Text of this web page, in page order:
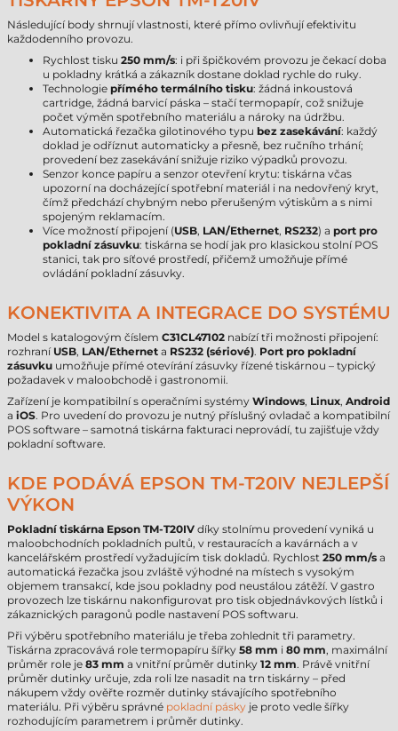
Následující body shrnují vlastnosti, které přímo ovlivňují efektivitu
každodenního provozu.
Rychlost tisku 250 mm/s: i při špičkovém provozu je čekací doba
u pokladny krátká a zákazník dostane doklad rychle do ruky.
Technologie přímého termálního tisku: žádná inkoustová
cartridge, žádná barvicí páska – stačí termopapír, což snižuje
počet výměn spotřebního materiálu a nároky na údržbu.
Automatická řezačka gilotinového typu bez zasekávání: každý
doklad je odříznut automaticky a přesně, bez ručního trhání;
provedení bez zasekávání snižuje riziko výpadků provozu.
Senzor konce papíru a senzor otevření krytu: tiskárna včas
upozorní na docházející spotřební materiál i na nedovřený kryt,
čímž předchází chybným nebo přerušeným výtiskům a s nimi
spojeným reklamacím.
Více možností připojení (USB, LAN/Ethernet, RS232) a port pro
pokladní zásuvku: tiskárna se hodí jak pro klasickou stolní POS
stanici, tak pro síťové prostředí, přičemž umožňuje přímé
ovládání pokladní zásuvky.
KONEKTIVITA A INTEGRACE DO SYSTÉMU
Model s katalogovým číslem C31CL47102 nabízí tři možnosti připojení:
rozhraní USB, LAN/Ethernet a RS232 (sériové). Port pro pokladní
zásuvku umožňuje přímé otevírání zásuvky řízené tiskárnou – typický
požadavek v maloobchodě i gastronomii.
Zařízení je kompatibilní s operačními systémy Windows, Linux, Android
a iOS. Pro uvedení do provozu je nutný příslušný ovladač a kompatibilní
POS software – samotná tiskárna fakturaci neprovádí, tu zajišťuje vždy
pokladní software.
KDE PODÁVÁ EPSON TM-T20IV NEJLEPŠÍ
VÝKON
Pokladní tiskárna Epson TM-T20IV díky stolnímu provedení vyniká u
maloobchodních pokladních pultů, v restauracích a kavárnách a v
kancelářském prostředí vyžadujícím tisk dokladů. Rychlost 250 mm/s a
automatická řezačka jsou zvláště výhodné na místech s vysokým
objemem transakcí, kde jsou pokladny pod neustálou zátěží. V gastro
provozech lze tiskárnu nakonfigurovat pro tisk objednávkových lístků i
zákaznických paragonů podle nastavení POS softwaru.
Při výběru spotřebního materiálu je třeba zohlednit tři parametry.
Tiskárna zpracovává role termopapíru šířky 58 mm i 80 mm, maximální
průměr role je 83 mm a vnitřní průměr dutinky 12 mm. Právě vnitřní
průměr dutinky určuje, zda roli lze nasadit na trn tiskárny – před
nákupem vždy ověřte rozměr dutinky stávajícího spotřebního
materiálu. Při výběru správné pokladní pásky je proto vedle šířky
rozhodujícím parametrem i průměr dutinky.